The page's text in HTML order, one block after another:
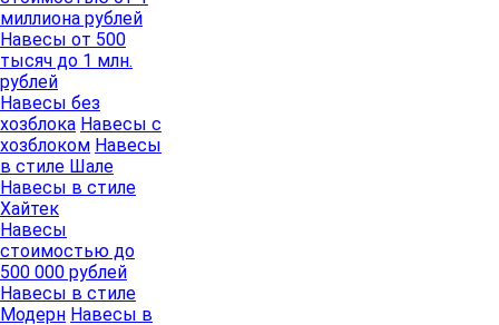
миллиона рублей
Навесы от 500
тысяч до 1 млн.
рублей
Навесы без
хозблока Навесы с
хозблоком Навесы
в стиле Шале
Навесы в стиле
Хайтек
Навесы
стоимостью до
500 000 рублей
Навесы в стиле
Модерн Навесы в